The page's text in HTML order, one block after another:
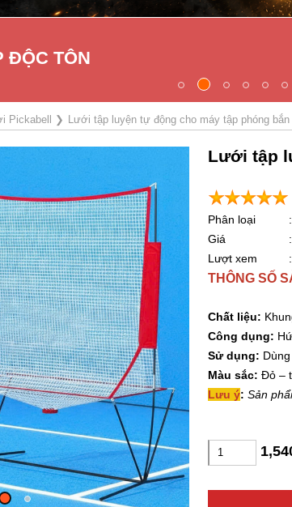
ĐỘC TÔN
Pickabell ❯ Lưới tập luyện tự động cho máy tập phóng bắn
Lưới tập
Phân loại
Giá
:
Lượt xem
THÔNG SỐ
Chất liệu:
Công dụng:
Sử dụng:
Màu sắc: Đỏ –
Lưu ý: Sản